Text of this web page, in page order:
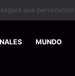
circular
MUNDO